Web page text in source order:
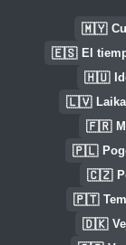
🇲🇾
🇪🇸 El
🇭🇺
🇱🇻
🇫🇷
🇵🇱
🇨🇿
🇵🇹
🇩🇰